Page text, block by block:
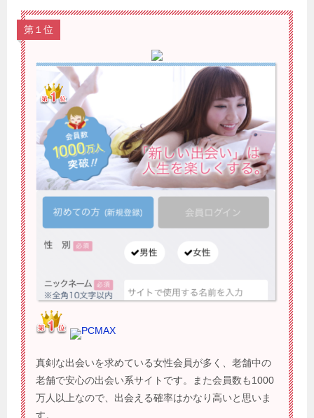
第１位
PCMAX
真剣な出会いを求めている女性会員が多く、老舗中の
老舗で安心の出会い系サイトです。また会員数も1000
万人以上なので、出会える確率はかなり高いと思いま
す。